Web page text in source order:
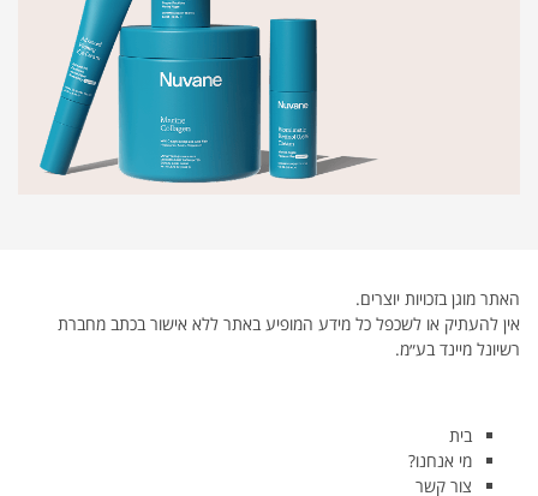
האתר מוגן בזכויות יוצרים.
אין להעתיק או לשכפל כל מידע המופיע באתר ללא אישור בכתב מחברת
רשיונל מיינד בע״מ.
בית
מי אנחנו?
צור קשר